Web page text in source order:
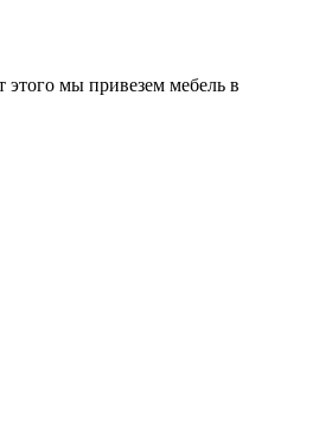
мы привезем мебель в